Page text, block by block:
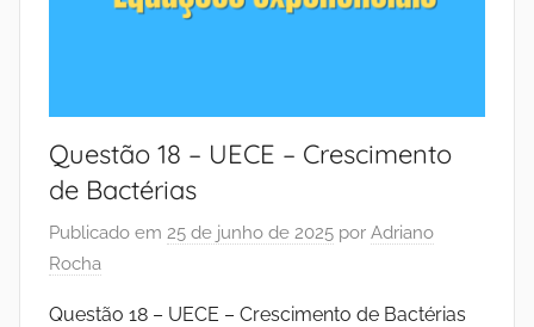
Questão 18 – UECE – Crescimento
de Bactérias
Publicado em 25 de junho de 2025 por Adriano
Rocha
Questão 18 – UECE – Crescimento de Bactérias